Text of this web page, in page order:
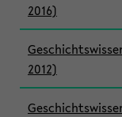
2016)
2012)